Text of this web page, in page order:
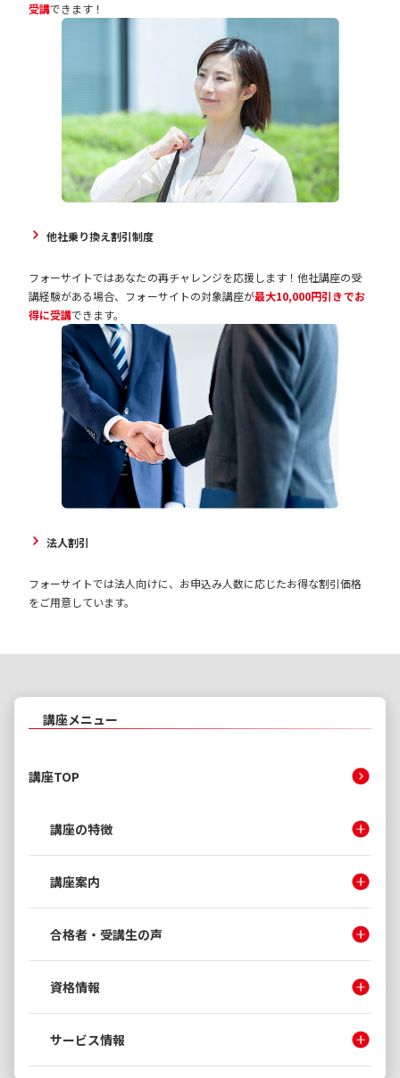
受講できます！
他社乗り換え割引制度
フォーサイトではあなたの再チャレンジを応援します！他社講座の受
講経験がある場合、フォーサイトの対象講座が最大10,000円引きでお
得に受講できます。
法人割引
フォーサイトでは法人向けに、お申込み人数に応じたお得な割引価格
をご用意しています。
講座メニュー
講座TOP
講座の特徴
講座案内
合格者・受講生の声
資格情報
サービス情報